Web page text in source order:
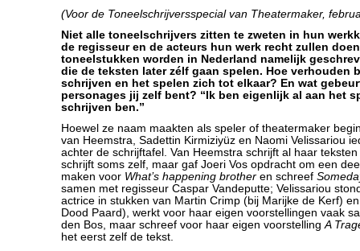
(Voor de Toneelschrijversspecial van Theatermaker,
Niet alle toneelschrijvers zitten te zweten in hun
de regisseur en de acteurs hun werk recht zullen
toneelstukken worden in Nederland namelijk
die de teksten later zélf gaan spelen. Hoe verhouden
schrijven en het spelen zich tot elkaar? En wat
personages jij zelf bent? “Ik ben eigenlijk al aan het
schrijven ben.”
Hoewel ze naam maakten als speler of theatermaker
van Heemstra, Sadettin Kirmiziyüz en Naomi Velissariou
achter de schrijftafel. Van Heemstra schrijft al haar
schrijft soms zelf, maar gaf Joeri Vos opdracht om een
maken voor What’s happening brother en schreef
samen met regisseur Caspar Vandeputte; Velissariou
actrice in stukken van Martin Crimp (bij Marijke de Kerf)
Dood Paard), werkt voor haar eigen voorstellingen vaak
den Bos, maar schreef voor haar eigen voorstellingA
het eerst zelf de tekst.